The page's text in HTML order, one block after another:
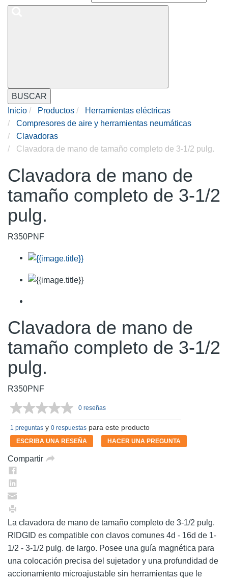
BUSCAR
Inicio
Productos
Herramientas eléctricas
Compresores de aire y herramientas neumáticas
Clavadoras
Clavadora de mano de tamaño completo de 3-1/2 pulg.
Clavadora de mano de
tamaño completo de 3-1/2
pulg.
R350PNF
Clavadora de mano de
tamaño completo de 3-1/2
pulg.
R350PNF
Sin
puntuación.
Enlace
en
la
0 reseñas
1 preguntas y 0 respuestas para este producto
ESCRIBA UNA RESEÑA HACER UNA PREGUNTA
Compartir
La clavadora de mano de tamaño completo de 3-1/2 pulg.
RIDGID es compatible con clavos comunes 4d - 16d de 1-
1/2 - 3-1/2 pulg. de largo. Posee una guía magnética para
una colocación precisa del sujetador y una profundidad de
accionamiento microajustable sin herramientas que le